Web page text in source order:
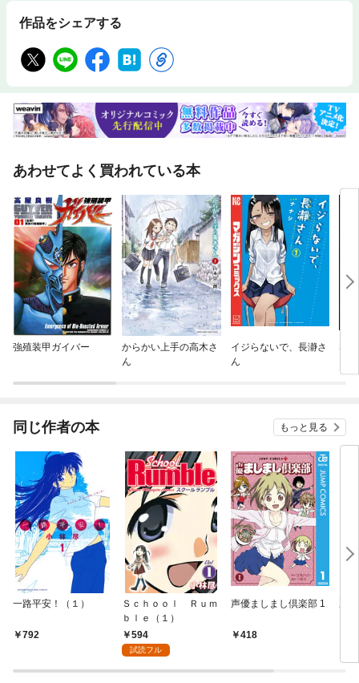
作品をシェアする
あわせてよく買われている本
強殖装甲ガイバー
からかい上手の高木さ
ん
イジらないで、長瀞さ
ん
同じ作者の本 もっと見る
一路平安！（１）
792
Ｓｃｈｏｏｌ Ｒｕｍ
ｂｌｅ（１）
594
試読フル
声優ましまし倶楽部 1
418
夏